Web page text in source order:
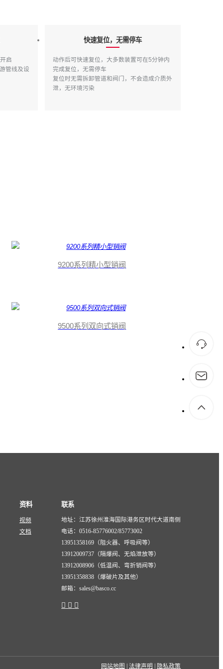
启
管线及设
快速复位，无需停车
动作后可快速复位，大多数装置可在5分钟内
完成复位，无需停车
复位时无需拆卸管道和阀门，不会造成介质外
泄，无环境污染
9200系列精小型销阀
9500系列双向式销阀
资料
视频
文档
联系
地址：江苏徐州淮海国际港务区时代大道南侧
电话：0516-85776002/85773002
13951358169（阻火器、呼吸阀等）
13912009737（隔爆阀、无焰泄放等）
13912008906（低温阀、弯折销阀等）
13951358838（爆破片及其他）
邮箱：sales@basco.cc
网站地图 |法律声明 隐私政策